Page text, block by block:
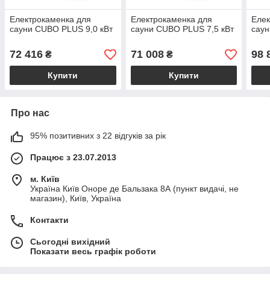
Електрокаменка для
сауни CUBO PLUS 9,0 кВт
72 416 ₴
Купити
Електрокаменка для
сауни CUBO PLUS 7,5 кВт
71 008₴
Купити
98
Про нас
95% позитивних з 22 відгуків за рік
Працює з 23.07.2013
м. Київ
Україна Київ Оноре де Бальзака 8А (пункт видачі, не
магазин), Київ, Україна
Контакти
Сьогодні вихідний
Показати весь графік роботи